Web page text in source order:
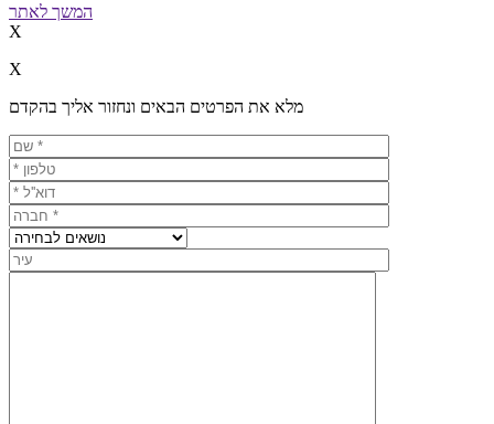
המשך לאתר
X
X
מלא את הפרטים הבאים ונחזור אליך בהקדם